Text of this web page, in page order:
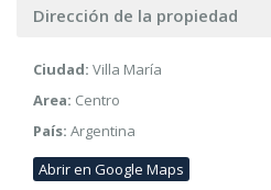
Dirección de la propiedad
Ciudad: Villa María
Area: Centro
País: Argentina
Abrir en Google Maps